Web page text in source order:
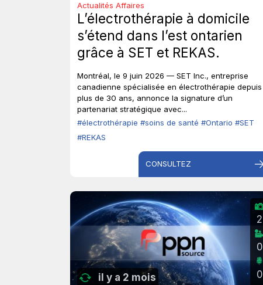
Actualités Affaires
L’électrothérapie à domicile
s’étend dans l’est ontarien
grâce à SET et REKAS.
Montréal, le 9 juin 2026 — SET Inc., entreprise
canadienne spécialisée en électrothérapie depuis
plus de 30 ans, annonce la signature d’un
partenariat stratégique avec...
#électrothérapie #soins de santé #Ontario #SET
#REKAS
CONSULTEZ
il y a 2 mois
2
0
0